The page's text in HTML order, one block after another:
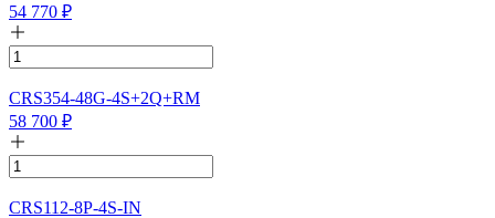
54 770 ₽
CRS354-48G-4S+2Q+RM
58 700 ₽
CRS112-8P-4S-IN